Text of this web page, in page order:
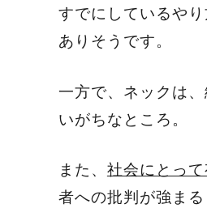
すでにしているや
ありそうです。
一方で、 ネックは
いがちなところ。
また、 社会にとっ
者への批判が強まる